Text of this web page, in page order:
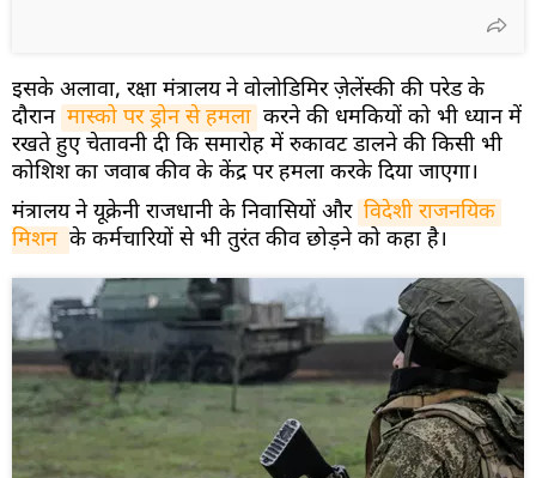
इसके अलावा, रक्षा मंत्रालय ने वोलोडिमिर ज़ेलेंस्की की परेड के
दौरान मास्को पर ड्रोन से हमला करने की धमकियों को भी ध्यान में
रखते हुए चेतावनी दी कि समारोह में रुकावट डालने की किसी भी
कोशिश का जवाब कीव के केंद्र पर हमला करके दिया जाएगा।
मंत्रालय ने यूक्रेनी राजधानी के निवासियों और विदेशी राजनयिक
मिशन के कर्मचारियों से भी तुरंत कीव छोड़ने को कहा है।